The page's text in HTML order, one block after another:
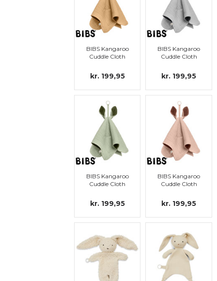
BIBS Kangaroo
Cuddle Cloth
kr. 199,95
BIBS Kangaroo
Cuddle Cloth
kr. 199,95
BIBS Kangaroo
Cuddle Cloth
kr. 199,95
BIBS Kangaroo
Cuddle Cloth
kr. 199,95